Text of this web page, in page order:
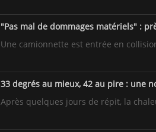
"Pas mal de dommages matériels" :
Une camionnette est entrée en
33 degrés au mieux, 42 au pire : une
Après quelques jours de répit, la